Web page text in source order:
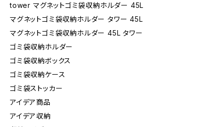
tower マグネットゴミ袋収納ホルダー 45L
マグネットゴミ袋収納ホルダー タワー 45L
マグネットゴミ袋収納ホルダー 45L タワー
ゴミ袋収納ホルダー
ゴミ袋収納ボックス
ゴミ袋収納ケース
ゴミ袋ストッカー
アイデア商品
アイデア収納